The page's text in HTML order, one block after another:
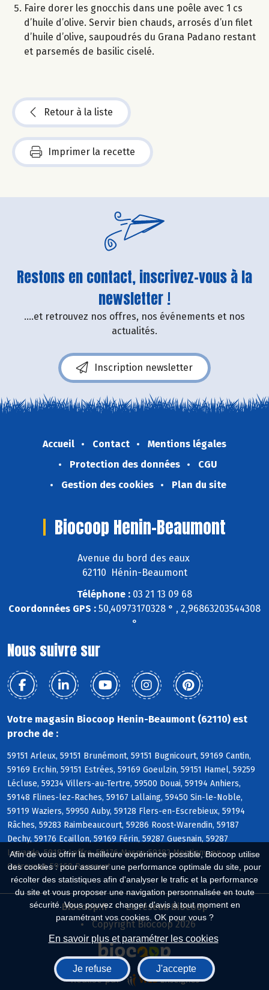
Afin de vous offrir la meilleure expérience possible, Biocoop utilise
des cookies : pour assurer une performance optimale du site, pour
récolter des statistiques afin d'analyser le trafic et la performance
du site et vous proposer une navigation personnalisée en toute
sécurité. Vous pouvez changer d'avis à tout moment en
paramétrant vos cookies. OK pour vous ?
En savoir plus et paramétrer les cookies
Je refuse J'accepte
Faire dorer les gnocchis dans une poêle avec 1 cs
d’huile d’olive. Servir bien chauds, arrosés d’un filet
d’huile d’olive, saupoudrés du Grana Padano restant
et parsemés de basilic ciselé.
Retour à la liste
Imprimer la recette
Restons en contact, inscrivez-vous à la
newsletter !
....et retrouvez nos offres, nos événements et nos
actualités.
Inscription newsletter
Accueil Contact
Mentions légales
Protection des données
CGU
Gestion des cookies
Plan du site
Biocoop Henin-Beaumont
Avenue du bord des eaux
62110 Hénin-Beaumont
Téléphone : 03 21 13 09 68
Coordonnées GPS : 50,40973170328 ° , 2,96863203544308
°
Nous suivre sur
Votre magasin Biocoop Henin-Beaumont (62110) est
proche de :
59151 Arleux, 59151 Brunémont, 59151 Bugnicourt, 59169 Cantin,
59169 Erchin, 59151 Estrées, 59169 Goeulzin, 59151 Hamel, 59259
Lécluse, 59234 Villers-au-Tertre, 59500 Douai, 59194 Anhiers,
59148 Flines-lez-Raches, 59167 Lallaing, 59450 Sin-le-Noble,
59119 Waziers, 59950 Auby, 59128 Flers-en-Escrebieux, 59194
Râches, 59283 Raimbeaucourt, 59286 Roost-Warendin, 59187
Dechy, 59176 Ecaillon, 59169 Férin, 59287 Guesnain, 59287
Lewarde, 59182 Loffre, 59176 Masny, 59182 Montigny-en-
Ostrevent, 59169 Roucourt
Biocoop.fr
Le réseau Biocoop
Copyright Biocoop 2026
Réalisé par